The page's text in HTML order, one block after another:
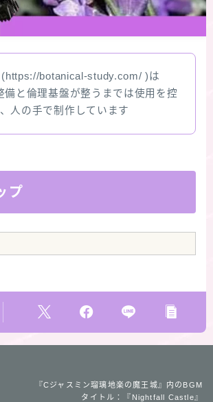
ンケート
レビュー
ロマハーブ４択クイズ (kindle出
(https://botanical-study.com/ )は
備と倫理基盤が整うまでは使用を控
人の手で制作しています
プ
『Cジャスミン瑠璃地楽の魔王城』内のBGM
タイトル：『Nightfall Castle』